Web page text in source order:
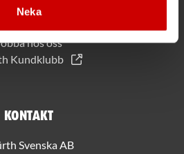
Neka
med Würth app
hos oss
Kundklubb
Kontakt
Svenska AB